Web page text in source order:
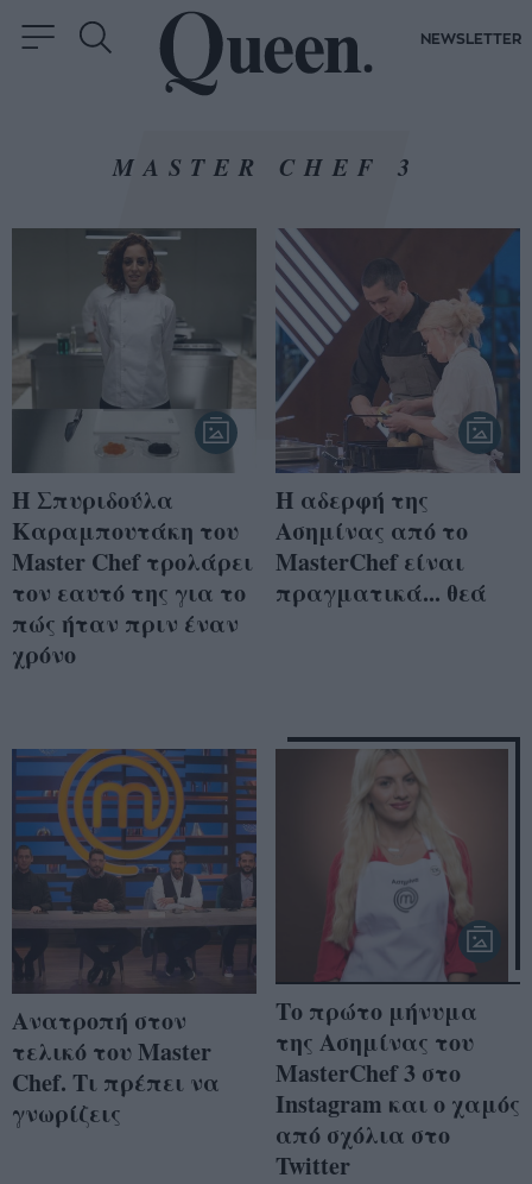
NEWSLETTER
MASTER CHEF 3
Η Σπυριδούλα
Καραμπουτάκη του
Master Chef τρολάρει
τον εαυτό της για το
πώς ήταν πριν έναν
χρόνο
Η αδερφή της
Ασημίνας από το
MasterChef είναι
πραγματικά... θεά
Ανατροπή στον
τελικό του Master
Chef. Τι πρέπει να
γνωρίζεις
Το πρώτο μήνυμα
της Ασημίνας του
MasterChef 3 στο
Instagram και ο χαμός
από σχόλια στο
Twitter